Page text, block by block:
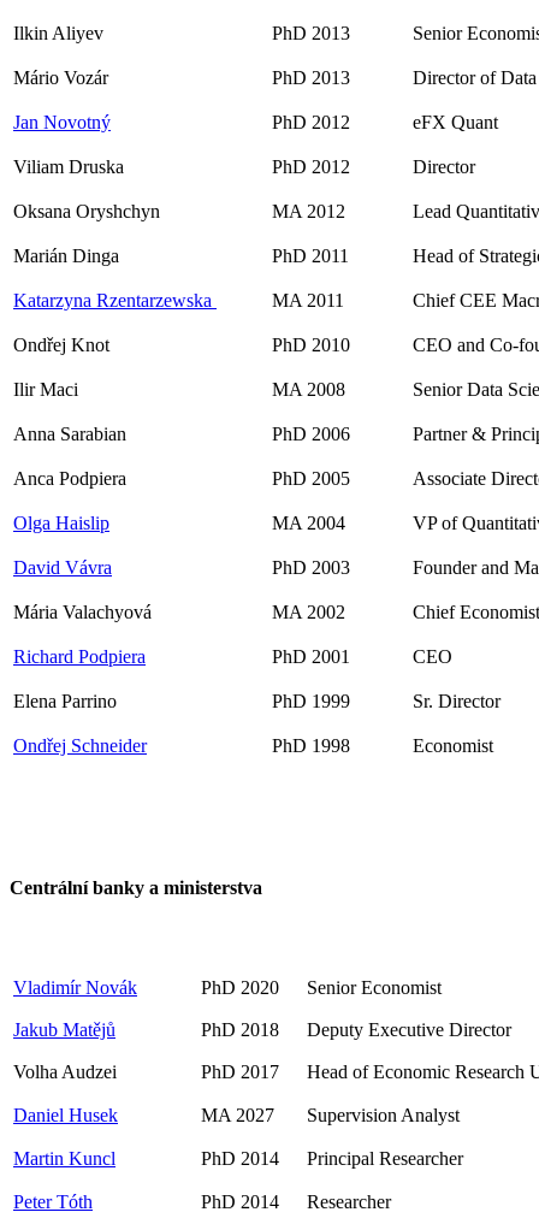
Ilkin Aliyev PhD 2013 Senior
Mário Vozár PhD 2013 Director of Data
Jan Novotný PhD 2012 eFX Quant
Viliam Druska PhD 2012 Director
Oksana Oryshchyn MA 2012 Lead
Marián Dinga PhD 2011 Head of
Katarzyna Rzentarzewska MA 2011 Chief CEE
Ondřej Knot PhD 2010 CEO and Co-
Ilir Maci MA 2008 Senior Data
Anna Sarabian PhD 2006 Partner &
Anca Podpiera PhD 2005 Associate
Olga Haislip MA 2004 VP of
David Vávra PhD 2003 Founder and
Mária Valachyová MA 2002 Chief Economist
Richard Podpiera PhD 2001 CEO
Elena Parrino PhD 1999 Sr. Director
Ondřej Schneider PhD 1998 Economist
Centrální banky a ministerstva
Vladimír Novák PhD 2020 Senior Economist
Jakub Matějů PhD 2018 Deputy Executive Director
Volha Audzei PhD 2017 Head of Economic Research
Daniel Husek MA 2027 Supervision Analyst
Martin Kuncl PhD 2014 Principal Researcher
Peter Tóth PhD 2014 Researcher